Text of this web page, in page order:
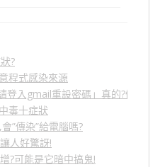
?
程式感染來源
登入gmail重設密碼」真的?假的?5
毒十症狀
”傳染”給電腦嗎?
人好驚訝!
?可能是它暗中搞鬼!